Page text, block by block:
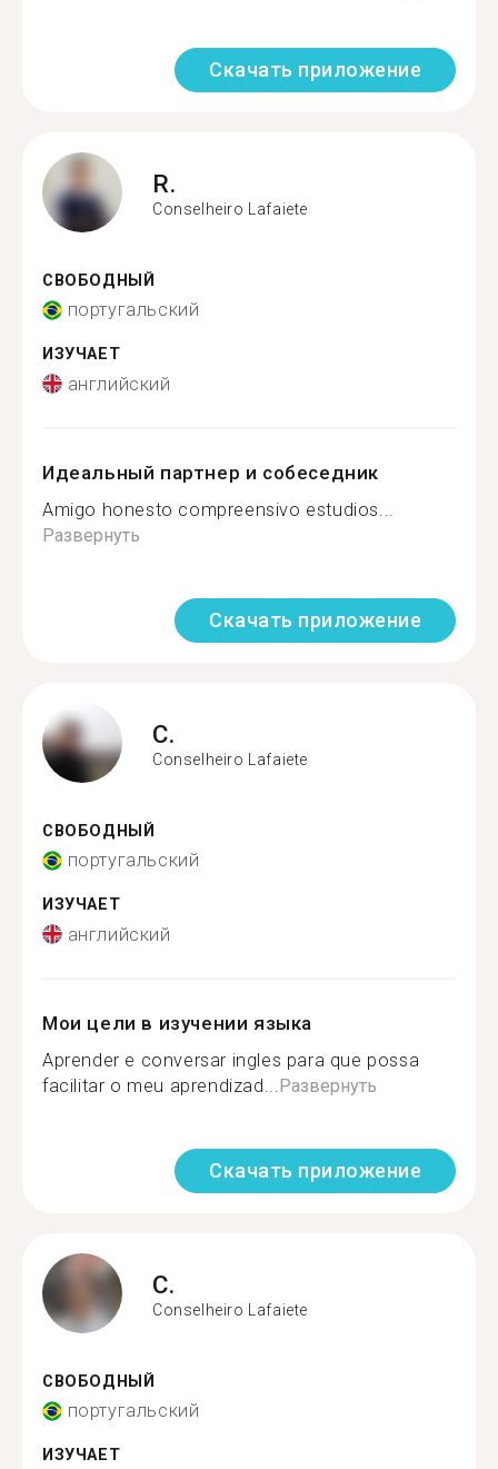
Скачать приложение
R.
Conselheiro Lafaiete
СВОБОДНЫЙ
португальский
ИЗУЧАЕТ
английский
Идеальный партнер и собеседник
Amigo honesto compreensivo estudios...
Развернуть
Скачать приложение
C.
Conselheiro Lafaiete
СВОБОДНЫЙ
португальский
ИЗУЧАЕТ
английский
Мои цели в изучении языка
Aprender e conversar ingles para que possa
facilitar o meu aprendizad... Развернуть
Скачать приложение
C.
Conselheiro Lafaiete
СВОБОДНЫЙ
португальский
ИЗУЧАЕТ